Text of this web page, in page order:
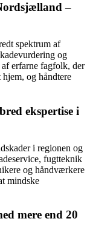
–
spektrum af
og
erfarne fagfolk, der
og håndtere
ekspertise i
i regionen og
fugtteknik
og håndværkere
mindske
mere end 20